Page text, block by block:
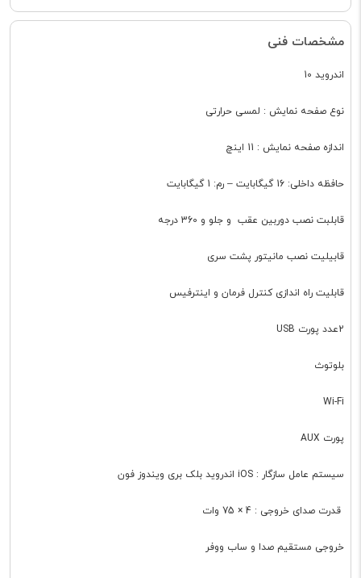
مشخصات فنی
اندروید 10
نوع صفحه نمایش : لمسی حرارتی
اندازه صفحه نمایش : 11 اینچ
حافظه داخلی: 16 گیگابایت – رم: 1 گیگابایت
قابلبت نصب دوربین عقب و جلو و 360 درجه
قابیلیت نصب مانیتور پشت سری
قابلیت راه اندازی کنترل فرمان و اینترفیس
2عدد پورت USB
بلوتوث
Wi-Fi
پورت AUX
سیستم عامل سازگار : iOS اندروید بلک بری ویندوز فون
قدرت صدای خروجی : 4 × 75 وات
خروجی مستقیم صدا و ساب ووفر